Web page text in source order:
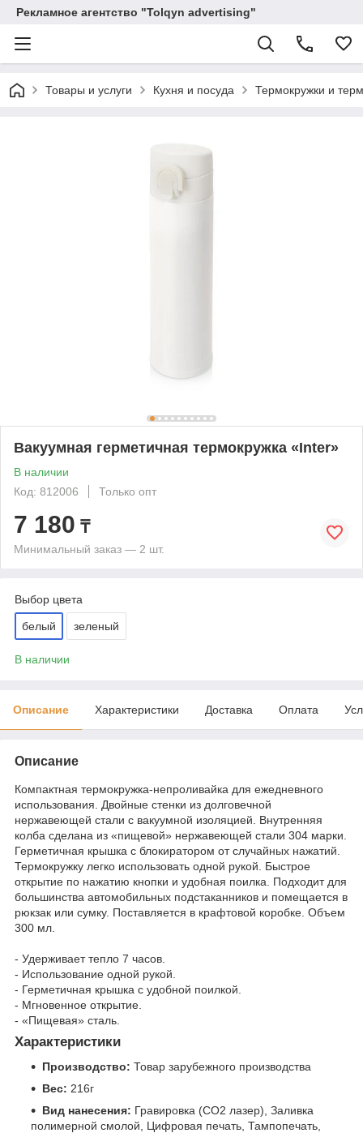
Рекламное агентство "Tolqyn advertising"
Товары и услуги Кухня и посуда Термокружки и
Вакуумная герметичная термокружка «Inter»
В наличии
Код: 812006
Только опт
7 180 ₸
Минимальный заказ — 2 шт.
Выбор цвета
белый зеленый
В наличии
Описание Характеристики Доставка Оплата
Описание
Компактная термокружка-непроливайка для ежедневного
использования. Двойные стенки из долговечной
нержавеющей стали с вакуумной изоляцией. Внутренняя
колба сделана из «пищевой» нержавеющей стали 304 марки.
Герметичная крышка с блокиратором от случайных нажатий.
Термокружку легко использовать одной рукой. Быстрое
открытие по нажатию кнопки и удобная поилка. Подходит для
большинства автомобильных подстаканников и помещается в
рюкзак или сумку. Поставляется в крафтовой коробке. Объем
300 мл.
- Удерживает тепло 7 часов.
- Использование одной рукой.
- Герметичная крышка с удобной поилкой.
- Мгновенное открытие.
- «Пищевая» сталь.
Характеристики
Производство: Товар зарубежного производства
Вес: 216г
Вид нанесения: Гравировка (CO2 лазер), Заливка
полимерной смолой, Цифровая печать, Тампопечать,